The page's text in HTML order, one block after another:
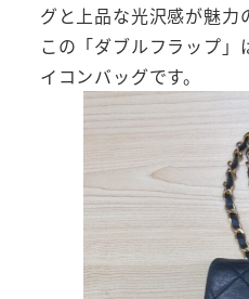
グと上品な光沢感が魅力
この「ダブルフラップ
イコンバッグです。